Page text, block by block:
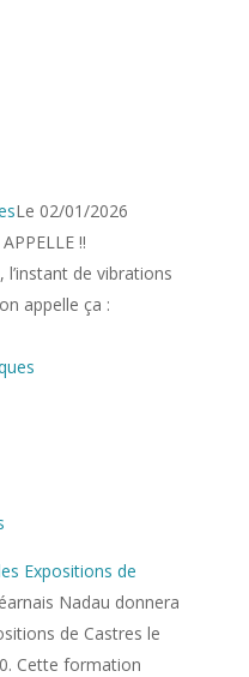
Le 02/01/2026
!!
l’instant de vibrations
appelle ça :
Expositions de
Nadau donnera
de Castres le
Cette formation